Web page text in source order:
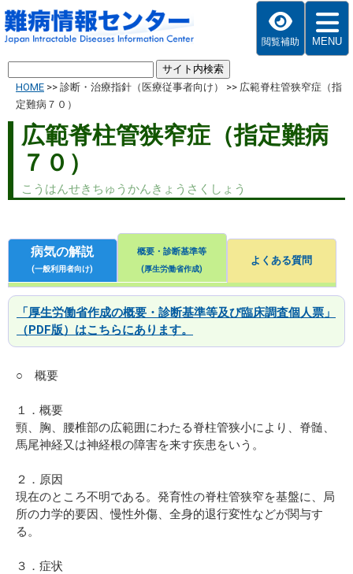
閲覧補助 MENU
HOME >> 診断・治療指針（医療従事者向け） >> 広範脊柱管狭窄症（指
定難病７０）
広範脊柱管狭窄症（指定難病
７０）
こうはんせきちゅうかんきょうさくしょう
病気の解説
(一般利用者向け)
概要・診断基準等
(厚生労働省作成)
よくある質問
「厚生労働省作成の概要・診断基準等及び臨床調査個人票」
（PDF版）はこちらにあります。
○ 概要
１．概要
頸、胸、腰椎部の広範囲にわたる脊柱管狭小により、脊髄、
馬尾神経又は神経根の障害を来す疾患をいう。
２．原因
現在のところ不明である。発育性の脊柱管狭窄を基盤に、局
所の力学的要因、慢性外傷、全身的退行変性などが関与す
る。
３．症状